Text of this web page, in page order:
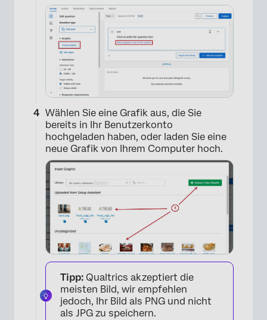
Wählen Sie eine Grafik aus, die Sie
bereits in Ihr Benutzerkonto
hochgeladen haben, oder laden Sie eine
neue Grafik von Ihrem Computer hoch.
Tipp: Qualtrics akzeptiert die
meisten Bild, wir empfehlen
jedoch, Ihr Bild als PNG und nicht
als JPG zu speichern.